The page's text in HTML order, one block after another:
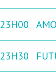
23H00
23H30